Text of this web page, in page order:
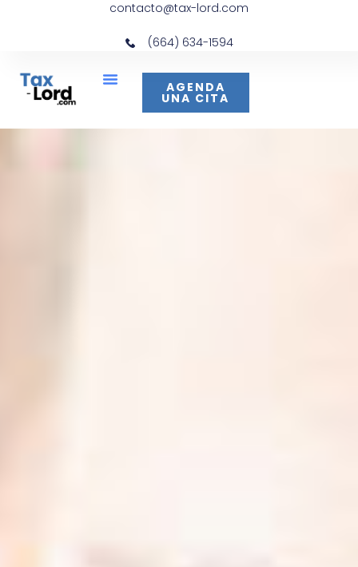
contacto@tax-lord.com
(664) 634-1594
AGENDA
UNA CITA